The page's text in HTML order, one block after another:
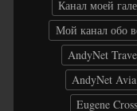
Канал моей
Мой канал обо
AndyNet
AndyNet
Eugene